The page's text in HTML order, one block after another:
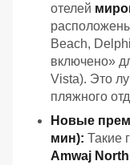
отелей
Beach,
включено»
Vista). Это
пляжного
Новые
мин): Такие
Amwaj